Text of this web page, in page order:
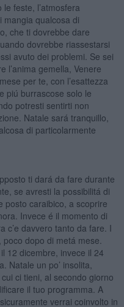
feste, l’atmosfera
mangia qualcosa di
che ti dovrebbe dare
dovrebbe riassestarsi
avuto dei problemi. Se sei
l’anima gemella, Venere
per te, con l’esattezza
piú burrascose solo le
potresti sentirti non
Natale sará tranquillo,
di particolarmente
ti dará da fare durante
se avresti la possibilitá di
posto caraibico, a scoprire
Invece é il momento di
c’e davvero tanto da fare. I
dopo di metá mese.
12 dicembre, invece il 24
Natale un po’ insolita,
ci tieni, al secondo giorno
il tuo programma. A
verrai coinvolto in